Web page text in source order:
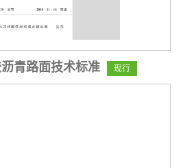
青路面技术标准 现行